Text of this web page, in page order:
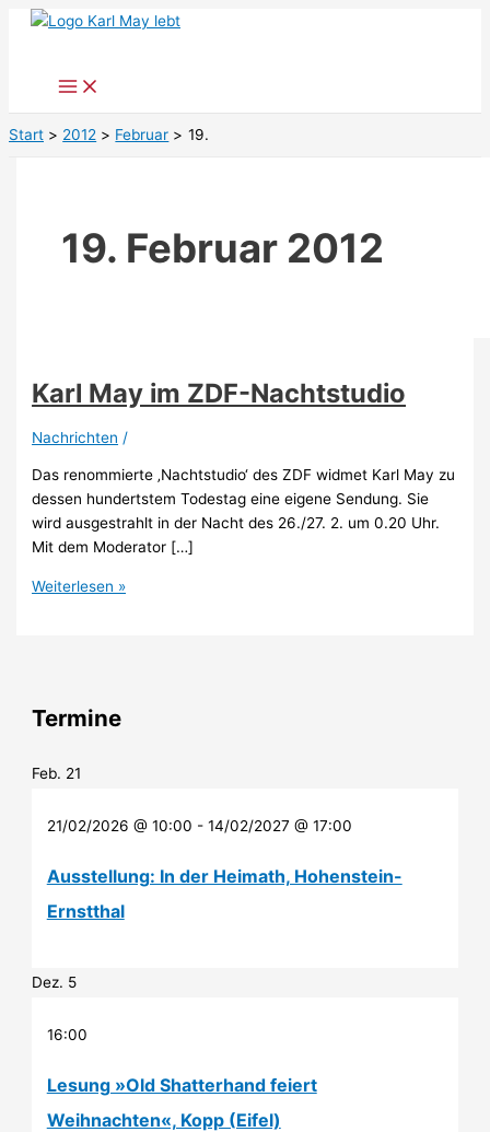
Zum
Start 2012 Februar 19.
19. Februar 2012
Karl May im ZDF-Nachtstudio
Nachrichten /
Das renommierte ‚Nachtstudio‘ des ZDF widmet Karl May zu
dessen hundertstem Todestag eine eigene Sendung. Sie
wird ausgestrahlt in der Nacht des 26./27. 2. um 0.20 Uhr.
Mit dem Moderator […]
Karl
Weiterlesen »
Termine
Feb. 21
21/02/2026 @ 10:00 - 14/02/2027 @ 17:00
Ausstellung: In der Heimath, Hohenstein-
Ernstthal
Dez. 5
16:00
Lesung »Old Shatterhand feiert
Weihnachten«, Kopp (Eifel)